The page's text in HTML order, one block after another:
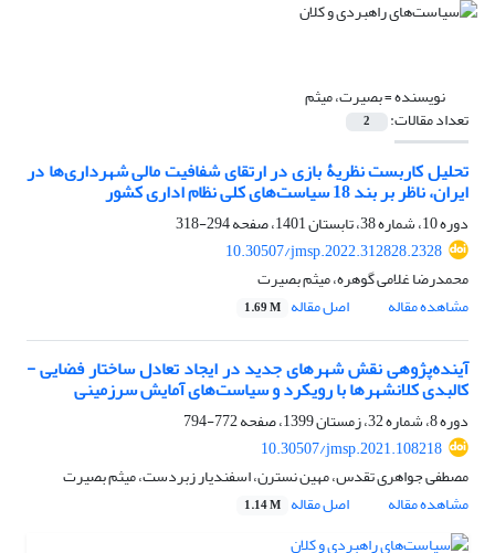
نویسنده =بصیرت، میثم
تعداد مقالات: 2
تحلیل کاربست نظریۀ بازی در ارتقای شفافیت مالی شهرداری‌ها در
ایران، ‌ناظر ‌بر ‌بند ‌18 سیاست‌های کلی ‌نظام‌ اداری کشور
دوره 10، شماره 38، تابستان 1401، صفحه
294-318
10.30507/jmsp.2022.312828.2328
محمدرضا غلامی گوهره، میثم بصیرت
مشاهده مقاله
اصل مقاله 1.69 M
آینده‌پژوهی نقش شهرهای جدید در ایجاد تعادل ساختار فضایی -
کالبدی کلانشهرها با رویکرد و سیاست‌های آمایش سرزمینی
دوره 8، شماره 32، زمستان 1399، صفحه
772-794
10.30507/jmsp.2021.108218
مصطفی جواهری تقدس، مهین نسترن، اسفندیار زبردست، میثم بصیرت
مشاهده مقاله
اصل مقاله 1.14 M